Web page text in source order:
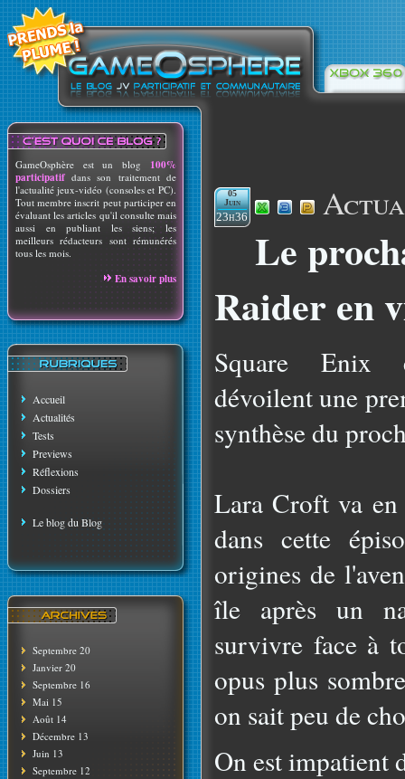
GameOsphère est un blog 100%
participatif dans son traitement de
l'actualité jeux-vidéo (consoles et PC).
Tout membre inscrit peut participer en
évaluant les articles qu'il consulte mais
aussi en publiant les siens; les
meilleurs rédacteurs sont rémunérés
tous les mois.
En savoir plus
Accueil
Actualités
Tests
Previews
Réflexions
Dossiers
Le blog du Blog
Septembre 20
Janvier 20
Septembre 16
Mai 15
Août 14
Décembre 13
Juin 13
Septembre 12
05
Juin
23h36
Le
Raider en
Square Enix
dévoilent une
synthèse du
Lara Croft va en
dans cette
origines de
île après un
survivre face à
opus plus
on sait peu de
On est impatient